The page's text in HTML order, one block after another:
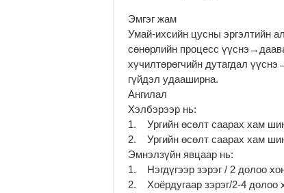
Эмгэг жам
Умай-ихсийн цусны эргэлтийн
сөнөрлийн процесс
хүчилтөрөгчийн дутагдал
гүйдэл удааширна.
Ангилал
Хэлбэрээр нь:
1. Ургийн өсөлт саарах хам
2. Ургийн өсөлт саарах хам
Эмнэлзүйн явцаар нь:
1. Нэгдүгээр зэрэг / 2 долоо
2. Хоёрдугаар зэрэг/2-4 долоо